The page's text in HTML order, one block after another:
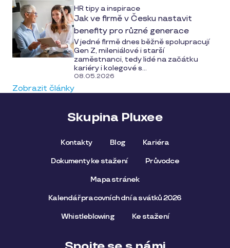
HR tipy a inspirace
Jak ve firmě v Česku nastavit
benefity pro různé generace
V jedné firmě dnes běžně spolupracují
Gen Z, mileniálové i starší
zaměstnanci, tedy lidé na začátku
kariéry i kolegové s...
08.05.2026
Zobrazit články
Skupina Pluxee
Kontakty Blog Kariéra
Dokumenty ke stažení Průvodce
Mapa stránek
Kalendář pracovních dní a svátků 2026
Whistleblowing Ke stažení